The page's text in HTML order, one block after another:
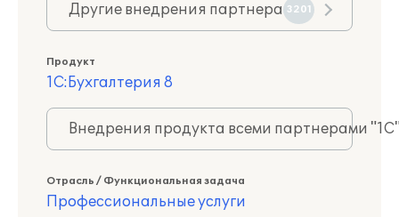
Другие внедрения партнера 3201
Продукт
1С:Бухгалтерия 8
Внедрения продукта всеми партнерами
Отрасль / Функциональная задача
Профессиональные услуги